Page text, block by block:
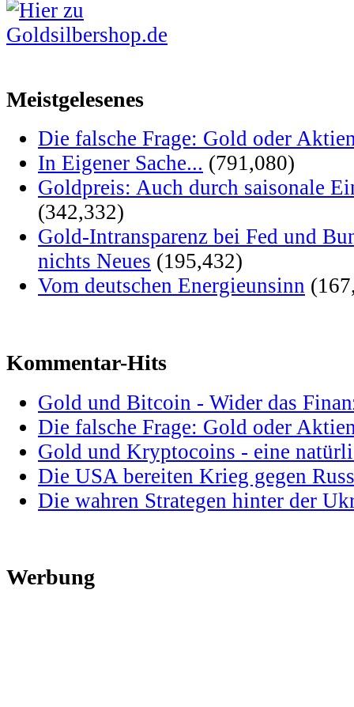
Meistgelesenes
Die falsche Frage: Gold oder
In Eigener Sache... (791,080)
Goldpreis: Auch durch saisonale
(342,332)
Gold-Intransparenz bei Fed und
nichts Neues (195,432)
Vom deutschen Energieunsinn
Kommentar-Hits
Gold und Bitcoin - Wider das
Die falsche Frage: Gold oder
Gold und Kryptocoins - eine
Die USA bereiten Krieg gegen
Die wahren Strategen hinter der
Werbung